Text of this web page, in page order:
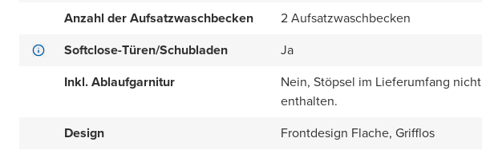
Anzahl der Aufsatzwaschbecken
2 Aufsatzwaschbecken
Softclose-Türen/Schubladen
Ja
Inkl. Ablaufgarnitur
Nein, Stöpsel im Lieferumfang nicht
enthalten.
Design
Frontdesign Flache, Grifflos